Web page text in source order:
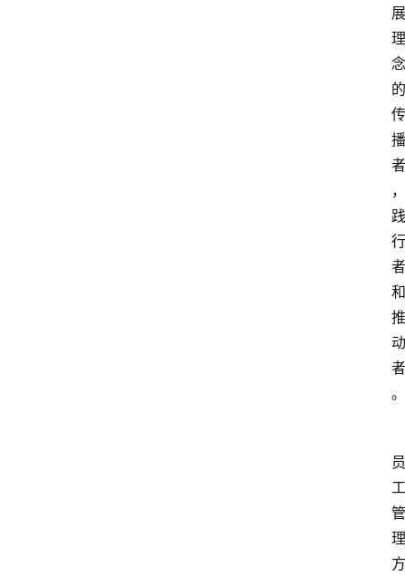
展
理
念
的
传
播
者
，
践
行
者
和
推
动
者
。
员
工
管
理
方